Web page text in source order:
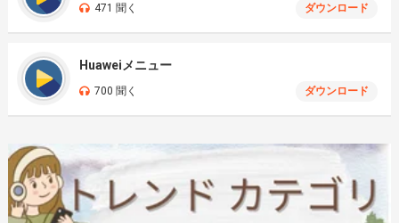
471 聞く ダウンロード
Huaweiメニュー
700 聞く ダウンロード